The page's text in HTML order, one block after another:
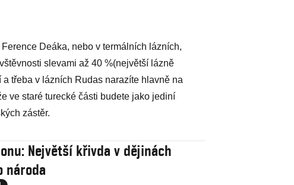
Deáka, nebo v termálních lázních,
slevami až 40 %(největší lázně
třeba v lázních Rudas narazíte hlavně na
ve staré turecké části budete jako jediní
zástěr.
Největší křivda v dějinách
národa